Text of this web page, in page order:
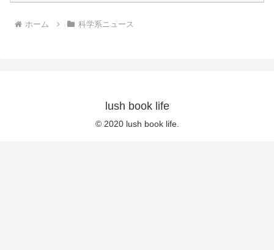
ホーム 科学系ニュース
lush book life
© 2020 lush book life.